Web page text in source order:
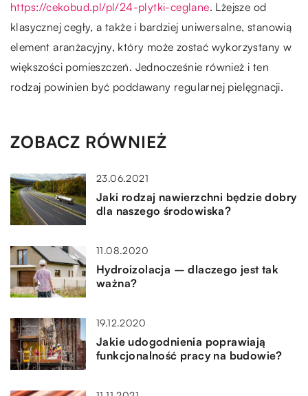
https://cekobud.pl/pl/24-plytki-ceglane. Lżejsze od
klasycznej cegły, a także i bardziej uniwersalne, stanowią
element aranżacyjny, który może zostać wykorzystany w
większości pomieszczeń. Jednocześnie również i ten
rodzaj powinien być poddawany regularnej pielęgnacji.
ZOBACZ RÓWNIEŻ
23.06.2021
Jaki rodzaj nawierzchni będzie dobry
dla naszego środowiska?
11.08.2020
Hydroizolacja – dlaczego jest tak
ważna?
19.12.2020
Jakie udogodnienia poprawiają
funkcjonalność pracy na budowie?